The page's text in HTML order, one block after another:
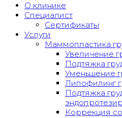
О клинике
Специалист
Сертификаты
Услуги
Маммопластика
Увеличение
Подтяжка
Уменьшение
Липофилинг
Подтяжка
Коррекция